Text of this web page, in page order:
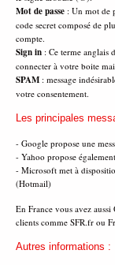
Mot de passe : Un mot de
code secret composé de
compte.
Sign in : Ce terme anglais
connecter à votre boite
SPAM : message
votre consentement.
Les principales
- Google propose une
- Yahoo propose
- Microsoft met à
(Hotmail)
En France vous avez
clients comme SFR.fr ou
Autres informations :